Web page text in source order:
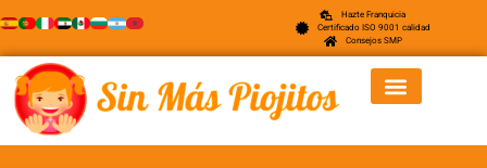
Hazte Franquicia
Certificado ISO 9001 calidad
Consejos SMP